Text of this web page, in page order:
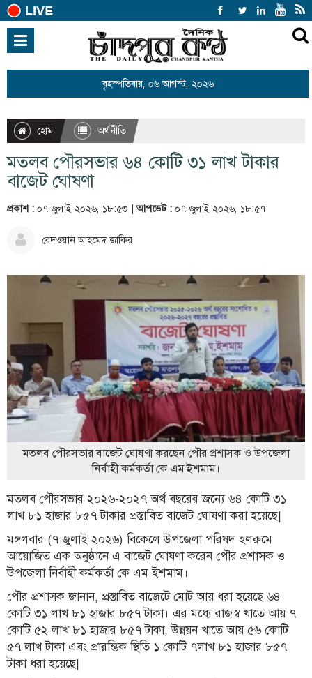
বৃহস্পতিবার, ০৬ আগস্ট, ২০২৬
হোম
জাতীয়
আন্তর্জাতিক
রাজনীতি
বিনোদন
অর্থনীতি
শিক্ষা
সারাদেশ
সম্পাদকীয়
অন্যান্য
আইন-
আদালত
সম্পাদকীয়
ও
প্রকৃতি
অপরাধ
চাঁদপুর
জেলার
খবর
প্রবাস
তথ্য-
প্রযুক্তি
হোম অর্থনীতি
মতলব পৌরসভার ৬৪ কোটি ৩১ লাখ টাকার
বাজেট ঘোষণা
প্রকাশ : ০৭ জুলাই ২০২৬, ১৮:৫৩ |আপডেট : ০৭ জুলাই ২০২৬, ১৮:৫৭
রেদওয়ান আহমেদ জাকির
মতলব পৌরসভার বাজেট ঘোষণা করছেন পৌর প্রশাসক ও উপজেলা
নির্বাহী কর্মকর্তা কে এম ইশমাম।
মতলব পৌরসভার ২০২৬-২০২৭ অর্থ বছরের জন্যে ৬৪ কোটি ৩১
লাখ ৮১ হাজার ৮৫৭ টাকার প্রস্তাবিত বাজেট ঘোষণা করা হয়েছে|
মঙ্গলবার (৭ জুলাই ২০২৬) বিকেলে উপজেলা পরিষদ হলরুমে
আয়োজিত এক অনুষ্ঠানে এ বাজেট ঘোষণা করেন পৌর প্রশাসক ও
উপজেলা নির্বাহী কর্মকর্তা কে এম ইশমাম।
পৌর প্রশাসক জানান, প্রস্তাবিত বাজেটে মোট আয় ধরা হয়েছে ৬৪
কোটি ৩১ লাখ ৮১ হাজার ৮৫৭ টাকা। এর মধ্যে রাজস্ব খাতে আয় ৭
কোটি ৫২ লাখ ৮১ হাজার ৮৫৭ টাকা, উন্নয়ন খাতে আয় ৫৬ কোটি
৫৭ লাখ টাকা এবং প্রারম্ভিক স্থিতি ১ কোটি ৭লাখ ৮১ হাজার ৮৫৭
টাকা ধরা হয়েছে|